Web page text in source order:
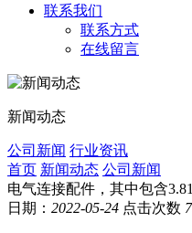
联系我们
联系方式
在线留言
新闻动态
公司新闻 行业资讯
首页 新闻动态 公司新闻
电气连接配件，其中包含
日期： 2022-05-24 点击次数